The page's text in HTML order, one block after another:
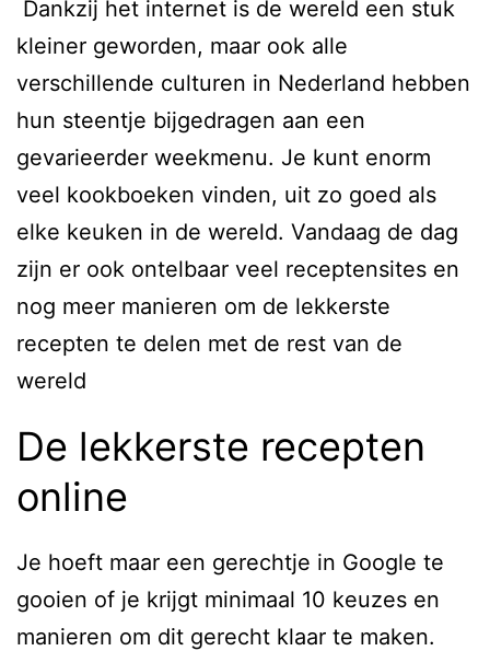
Dankzij het internet is de wereld een stuk
kleiner geworden, maar ook alle
verschillende culturen in Nederland hebben
hun steentje bijgedragen aan een
gevarieerder weekmenu. Je kunt enorm
veel kookboeken vinden, uit zo goed als
elke keuken in de wereld. Vandaag de dag
zijn er ook ontelbaar veel receptensites en
nog meer manieren om de lekkerste
recepten te delen met de rest van de
wereld
De lekkerste recepten
online
Je hoeft maar een gerechtje in Google te
gooien of je krijgt minimaal 10 keuzes en
manieren om dit gerecht klaar te maken.